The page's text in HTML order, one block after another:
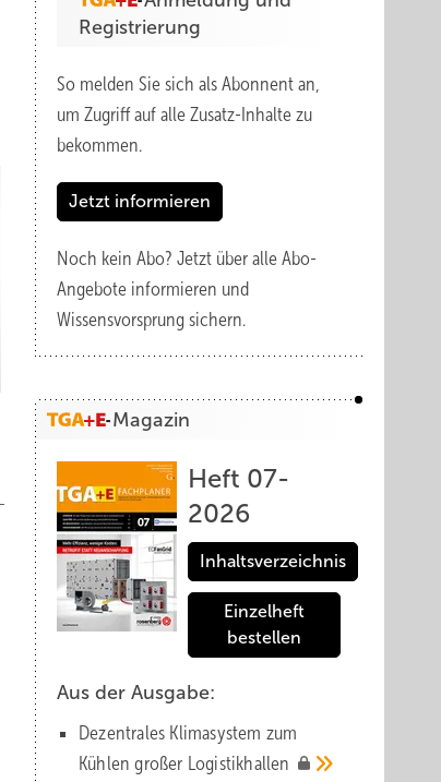
Registrierung
So melden Sie sich als Abonnent an,
um Zugriff auf alle Zusatz-Inhalte zu
bekommen.
Jetzt informieren
Noch kein Abo? Jetzt über alle Abo-
Angebote informieren und
Wissensvorsprung sichern.
Magazin
Heft 07-
2026
Inhaltsverzeichnis
Einzelheft
bestellen
Aus der Ausgabe:
Dezentrales Klimasystem zum
Kühlen großer Logistik­hallen